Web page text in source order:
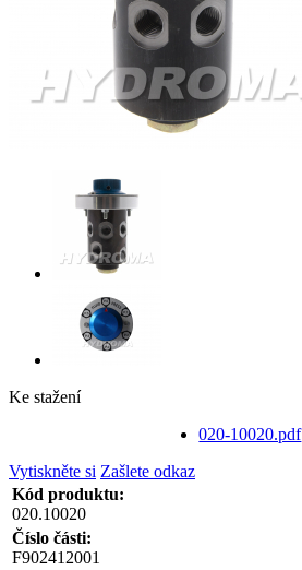
Ke stažení
020-10020.pdf
Vytiskněte si Zašlete odkaz
Kód produktu:
020.10020
Číslo části:
F902412001